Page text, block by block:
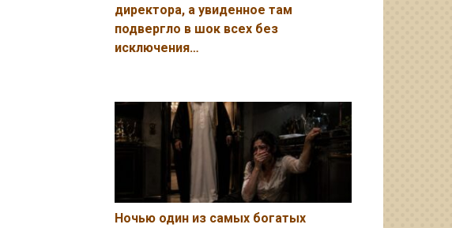
директора, а увиденное там
подвергло в шок всех без
исключения…
Ночью один из самых богатых